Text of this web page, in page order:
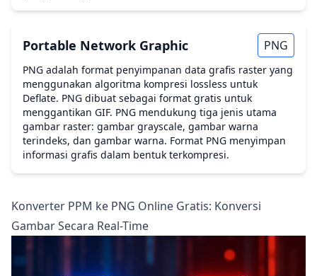
Portable Network Graphic PNG
PNG adalah format penyimpanan data grafis raster yang
menggunakan algoritma kompresi lossless untuk
Deflate. PNG dibuat sebagai format gratis untuk
menggantikan GIF. PNG mendukung tiga jenis utama
gambar raster: gambar grayscale, gambar warna
terindeks, dan gambar warna. Format PNG menyimpan
informasi grafis dalam bentuk terkompresi.
Konverter PPM ke PNG Online Gratis: Konversi
Gambar Secara Real-Time